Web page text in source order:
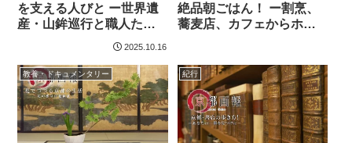
を支える人びと ー世界遺
産・山鉾巡行と職人たち
2025.10.16
絶品朝ごはん！ ー割烹、
蕎麦店、カフェからホテ
教養・ドキュメンタリー 紀行